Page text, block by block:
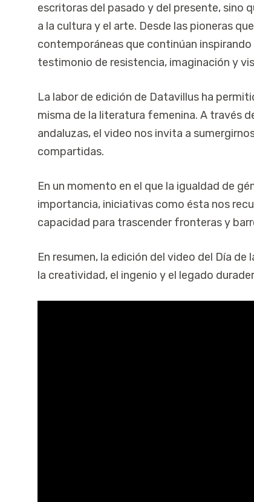
escritoras del pasado y del presente, sino
a la cultura y el arte. Desde las pioneras
contemporáneas que continúan
testimonio de resistencia, imaginación y
La labor de edición de Datavillus ha
misma de la literatura femenina. A través
andaluzas, el video nos invita a
compartidas.
En un momento en el que la igualdad de
importancia, iniciativas como ésta nos
capacidad para trascender fronteras y
En resumen, la edición del video del Día
la creatividad, el ingenio y el legado